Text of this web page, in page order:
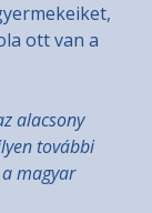
ott van a
alacsony
további
magyar